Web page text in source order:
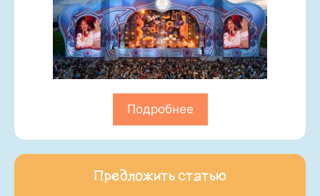
Подробнее
Предложить статью